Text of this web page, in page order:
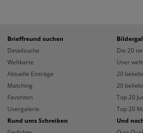
Brieffreund suchen
Detailsuche
Weltkarte
Aktuelle Einträge
Matching
Favoriten
Usergalerie
Die 20
User
20
20
Top 20
Top 20
Rund ums Schreiben
Und